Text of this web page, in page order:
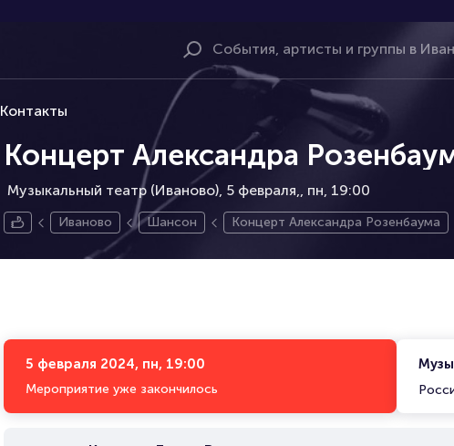
Контакты
Концерт Александра
Музыкальный театр (Иваново), 5 февраля, пн, 19:00
Иваново Шансон Концерт Александра Розенбаума
5 февраля 2024, пн, 19:00
Мероприятие уже закончилось